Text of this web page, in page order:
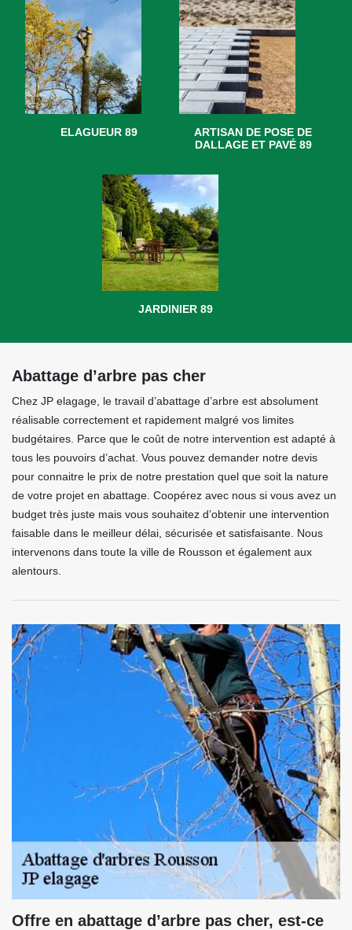
ELAGUEUR 89
ARTISAN DE POSE DE
DALLAGE ET PAVÉ 89
JARDINIER 89
Abattage d’arbre pas cher
Chez JP elagage, le travail d’abattage d’arbre est absolument
réalisable correctement et rapidement malgré vos limites
budgétaires. Parce que le coût de notre intervention est adapté à
tous les pouvoirs d’achat. Vous pouvez demander notre devis
pour connaitre le prix de notre prestation quel que soit la nature
de votre projet en abattage. Coopérez avec nous si vous avez un
budget très juste mais vous souhaitez d’obtenir une intervention
faisable dans le meilleur délai, sécurisée et satisfaisante. Nous
intervenons dans toute la ville de Rousson et également aux
alentours.
Offre en abattage d’arbre pas cher, est-ce